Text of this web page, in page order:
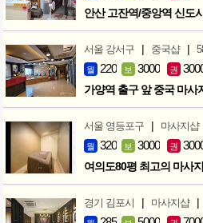
안산 고잔역/중앙역 신도
서울 강서구 | 중국샵 |
월 220 보 3000 권
가양역 출구 앞 중국 마사
서울 영등포구 | 마사지샵
월 320 보 3000 권
여의도80평 최고의 마사
경기 김포시 | 마사지샵 |